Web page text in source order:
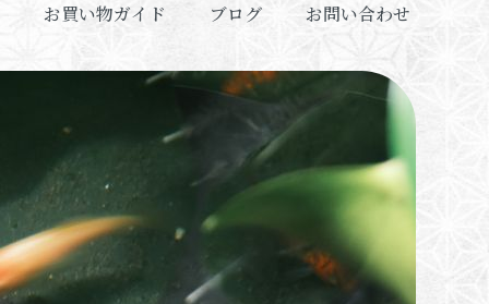
お買い物ガイド ブログ お問い合わせ